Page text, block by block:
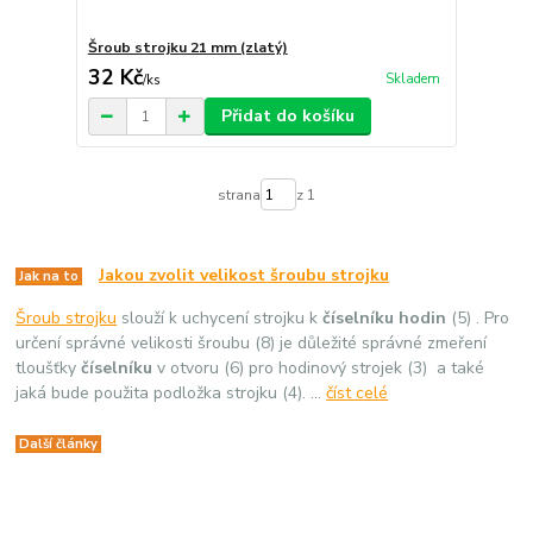
Šroub strojku 21 mm (zlatý)
32 Kč/ks Skladem
Přidat do košíku
strana z 1
Jak na to
Jakou zvolit velikost šroubu strojku
Šroub strojku slouží k uchycení strojku kčíselníku hodin (5) . Pro
určení správné velikosti šroubu (8) je důležité správné zmeření
tloušťkyčíselníku v otvoru (6) pro hodinový strojek (3) a také
jaká bude použita podložka strojku (4). ...číst celé
Další články